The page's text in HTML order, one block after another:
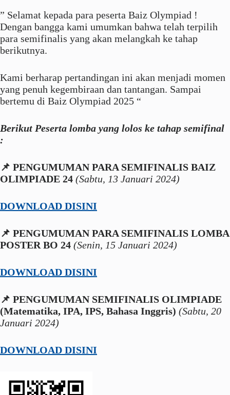
” Selamat kepada para peserta Baiz Olympiad !
Dengan bangga kami umumkan bahwa telah terpilih
para semifinalis yang akan melangkah ke tahap
berikutnya.
Kami berharap pertandingan ini akan menjadi momen
yang penuh kegembiraan dan tantangan. Sampai
bertemu di Baiz Olympiad 2025 “
Berikut Peserta lomba yang lolos ke tahap semifinal
:
📌 PENGUMUMAN PARA SEMIFINALIS BAIZ
OLIMPIADE 24 (Sabtu, 13 Januari 2024)
DOWNLOAD DISINI
📌 PENGUMUMAN PARA SEMIFINALIS LOMBA
POSTER BO 24 (Senin, 15 Januari 2024)
DOWNLOAD DISINI
📌 PENGUMUMAN SEMIFINALIS OLIMPIADE
(Matematika, IPA, IPS, Bahasa Inggris) (Sabtu, 20
Januari 2024)
DOWNLOAD DISINI